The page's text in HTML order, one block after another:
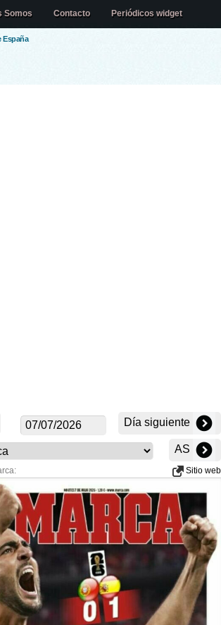
España
Somos Contacto Periódicos widget
Día siguiente
AS
Sitio web